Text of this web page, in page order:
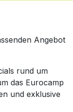
Angebot
rund um
das Eurocamp
und exklusive